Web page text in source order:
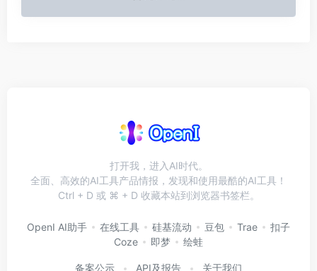
打开我，进入AI时代。
全面、高效的AI工具产品情报，发现和使用最酷的AI工具！
Ctrl + D 或 ⌘ + D 收藏本站到浏览器书签栏。
OpenI AI助手 在线工具 硅基流动 豆包 Trae
扣子
Coze
即梦 绘蛙
备案公示 API及报告 关于我们